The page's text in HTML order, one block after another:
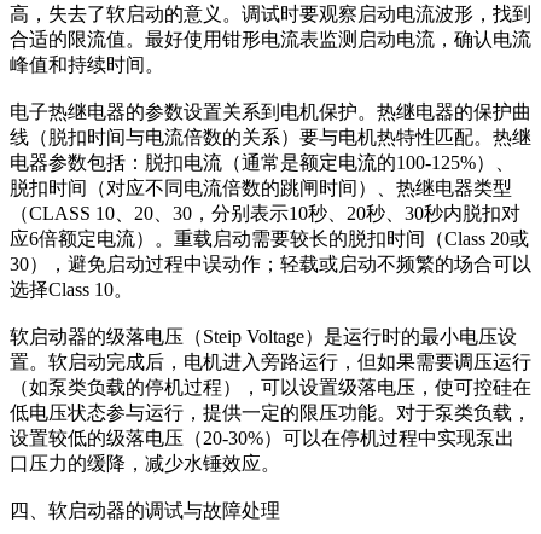
高，失去了软启动的意义。调试时要观察启动电流波形，找到
合适的限流值。最好使用钳形电流表监测启动电流，确认电流
峰值和持续时间。
电子热继电器的参数设置关系到电机保护。热继电器的保护曲
线（脱扣时间与电流倍数的关系）要与电机热特性匹配。热继
电器参数包括：脱扣电流（通常是额定电流的100-125%）、
脱扣时间（对应不同电流倍数的跳闸时间）、热继电器类型
（CLASS 10、20、30，分别表示10秒、20秒、30秒内脱扣对
应6倍额定电流）。重载启动需要较长的脱扣时间（Class 20或
30），避免启动过程中误动作；轻载或启动不频繁的场合可以
选择Class 10。
软启动器的级落电压（Steip Voltage）是运行时的最小电压设
置。软启动完成后，电机进入旁路运行，但如果需要调压运行
（如泵类负载的停机过程），可以设置级落电压，使可控硅在
低电压状态参与运行，提供一定的限压功能。对于泵类负载，
设置较低的级落电压（20-30%）可以在停机过程中实现泵出
口压力的缓降，减少水锤效应。
四、软启动器的调试与故障处理